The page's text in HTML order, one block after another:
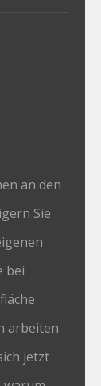
an den
Sie
bei
arbeiten
jetzt